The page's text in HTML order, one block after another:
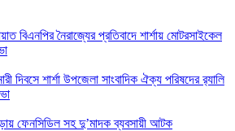
বিএনপির নৈরাজ্যের প্রতিবাদে শার্শায় মোটরসাইকেল
দিবসে শার্শা উপজেলা সাংবাদিক ঐক্য পরিষদের র‍্যালি
ফেনসিডিল সহ দু’মাদক ব্যবসায়ী আটক